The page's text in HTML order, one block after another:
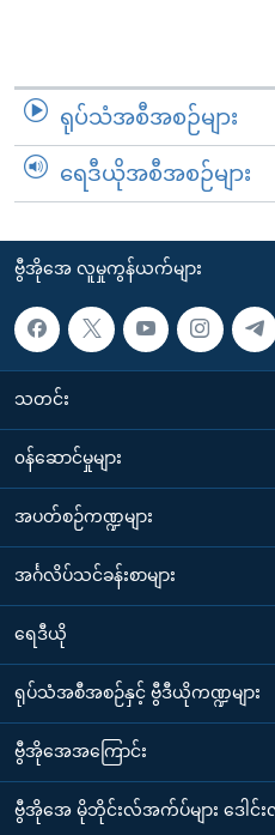
ရုပ်သံအစီအစဉ်များ
ရေဒီယိုအစီအစဉ်များ
ဗွီအိုအေ လူမှုကွန်ယက်များ
သတင်း
၀န်ဆောင်မှုများ
အပတ်စဉ်ကဏ္ဍများ
အင်္ဂလိပ်သင်ခန်းစာများ
ရေဒီယို
ရုပ်သံအစီအစဉ်နှင့် ဗွီဒီယိုကဏ္ဍများ
ဗွီအိုအေအကြောင်း
ဗွီအိုအေ မိုဘိုင်းလ်အက်ပ်များ ဒေါ